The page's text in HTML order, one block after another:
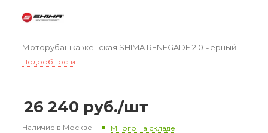
Моторубашка женская SHIMA RENEGADE 2.0 черный
Подробности
26 240 руб./шт
Наличие в Москве Много на складе